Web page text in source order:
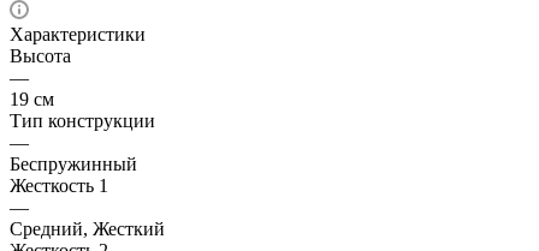
Характеристики
Высота
—
19 см
Тип конструкции
—
Беспружинный
Жесткость 1
—
Средний, Жесткий